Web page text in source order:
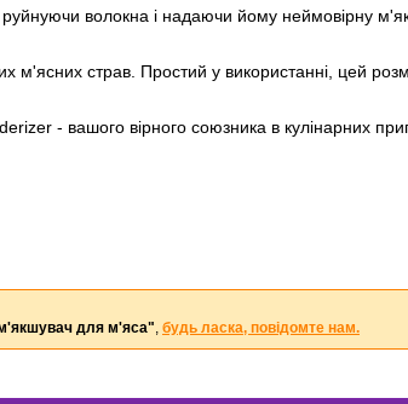
волокна і надаючи йому неймовірну
м'ясних страв. Простий у використанні, цей
- вашого вірного союзника в кулінарних
для м'яса", будь ласка, повідомте нам.